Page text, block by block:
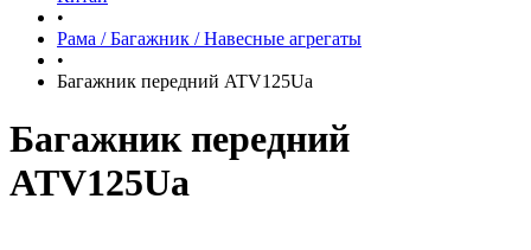
•
Рама / Багажник / Навесные агрегаты
•
Багажник передний ATV125Ua
Багажник передний
ATV125Ua